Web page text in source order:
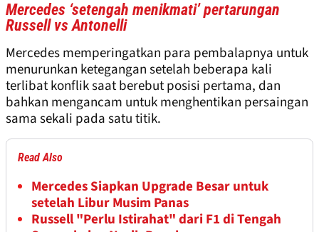
Mercedes ‘setengah menikmati’ pertarungan
Russell vs Antonelli
Mercedes memperingatkan para pembalapnya untuk
menurunkan ketegangan setelah beberapa kali
terlibat konflik saat berebut posisi pertama, dan
bahkan mengancam untuk menghentikan persaingan
sama sekali pada satu titik.
Read Also
Mercedes Siapkan Upgrade Besar untuk
setelah Libur Musim Panas
Russell "Perlu Istirahat" dari F1 di Tengah